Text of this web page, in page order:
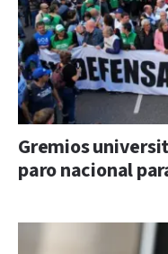
Gremios
paro nacional